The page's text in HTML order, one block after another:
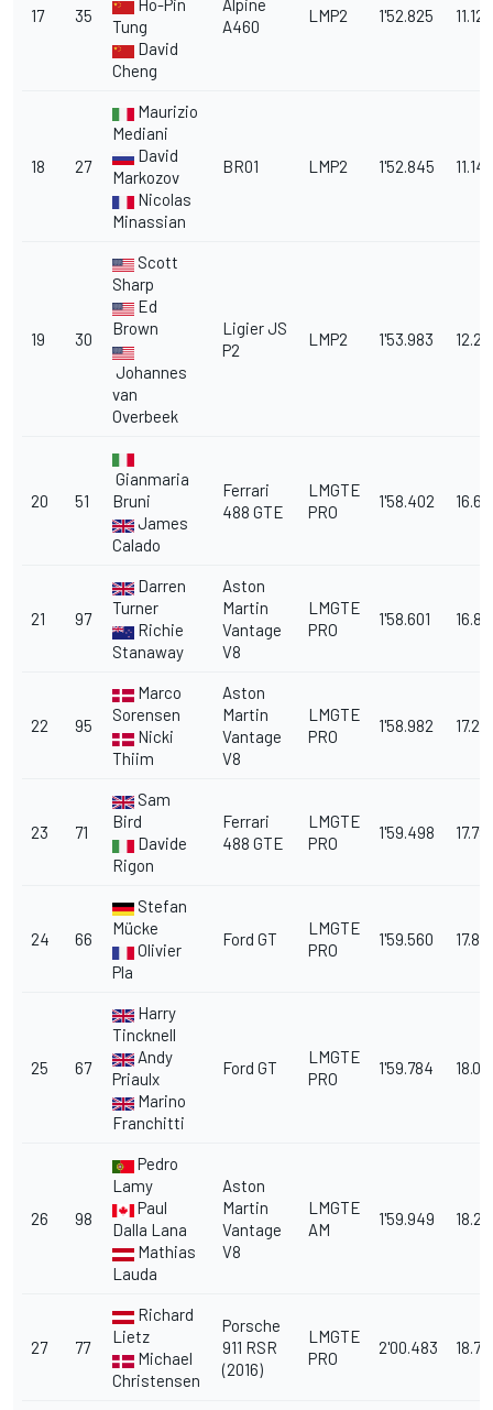
17 35
Ho-Pin
Tung
David
Cheng
Alpine
A460
LMP2 1'52.825 11.122
18 27
Maurizio
Mediani
David
Markozov
Nicolas
Minassian
BR01 LMP2 1'52.845 11.142
19 30
Scott
Sharp
Ed
Brown
Johannes
van
Overbeek
Ligier JS
P2
LMP2 1'53.983
20 51
Gianmaria
Bruni
James
Calado
Ferrari
488 GTE
LMGTE
PRO
1'58.402
21 97
Darren
Turner
Richie
Stanaway
Aston
Martin
Vantage
V8
LMGTE
PRO
1'58.601
22 95
Marco
Sorensen
Nicki
Thiim
Aston
Martin
Vantage
V8
LMGTE
PRO
1'58.982
23 71
Sam
Bird
Davide
Rigon
Ferrari
488 GTE
LMGTE
PRO
1'59.498
24 66
Stefan
Mücke
Olivier
Pla
Ford GT
LMGTE
PRO
1'59.560
25 67
Harry
Tincknell
Andy
Priaulx
Marino
Franchitti
Ford GT
LMGTE
PRO
1'59.784
26 98
Pedro
Lamy
Paul
Dalla Lana
Mathias
Lauda
Aston
Martin
Vantage
V8
LMGTE
AM
1'59.949
27 77
Richard
Lietz
Michael
Christensen
Porsche
911 RSR
(2016)
LMGTE
PRO
2'00.483